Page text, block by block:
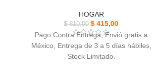
HOGAR
$810,00 $ 415,00
Pago Contra Entrega, Envió gratis a
México, Entrega de 3 a 5 días hábiles,
Stock Limitado.